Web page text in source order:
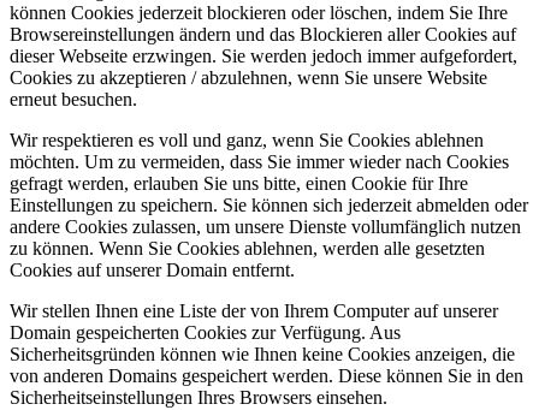
können Cookies jederzeit blockieren oder löschen, indem Sie Ihre
Browsereinstellungen ändern und das Blockieren aller Cookies auf
dieser Webseite erzwingen. Sie werden jedoch immer aufgefordert,
Cookies zu akzeptieren / abzulehnen, wenn Sie unsere Website
erneut besuchen.
Wir respektieren es voll und ganz, wenn Sie Cookies ablehnen
möchten. Um zu vermeiden, dass Sie immer wieder nach Cookies
gefragt werden, erlauben Sie uns bitte, einen Cookie für Ihre
Einstellungen zu speichern. Sie können sich jederzeit abmelden oder
andere Cookies zulassen, um unsere Dienste vollumfänglich nutzen
zu können. Wenn Sie Cookies ablehnen, werden alle gesetzten
Cookies auf unserer Domain entfernt.
Wir stellen Ihnen eine Liste der von Ihrem Computer auf unserer
Domain gespeicherten Cookies zur Verfügung. Aus
Sicherheitsgründen können wie Ihnen keine Cookies anzeigen, die
von anderen Domains gespeichert werden. Diese können Sie in den
Sicherheitseinstellungen Ihres Browsers einsehen.